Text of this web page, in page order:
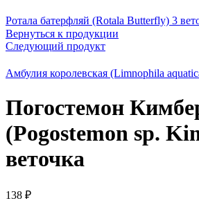
Ротала батерфляй (Rotala Butterfly) 3
Вернуться к продукции
Следующий продукт
Амбулия королевская (Limnophila
Погостемон
(Pogostemon sp.
веточка
138 ₽